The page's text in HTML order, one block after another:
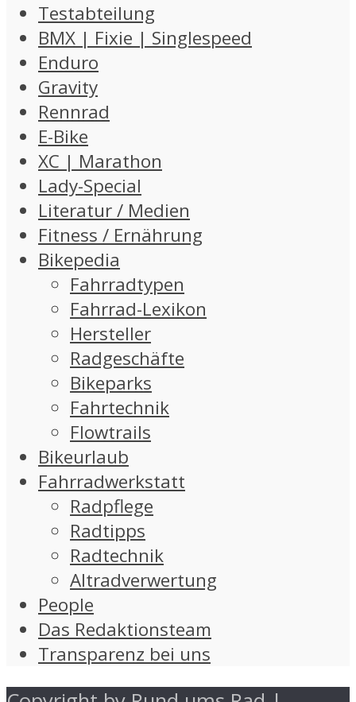
Testabteilung
BMX | Fixie | Singlespeed
Enduro
Gravity
Rennrad
E-Bike
XC | Marathon
Lady-Special
Literatur / Medien
Fitness / Ernährung
Bikepedia
Fahrradtypen
Fahrrad-Lexikon
Hersteller
Radgeschäfte
Bikeparks
Fahrtechnik
Flowtrails
Bikeurlaub
Fahrradwerkstatt
Radpflege
Radtipps
Radtechnik
Altradverwertung
People
Das Redaktionsteam
Transparenz bei uns